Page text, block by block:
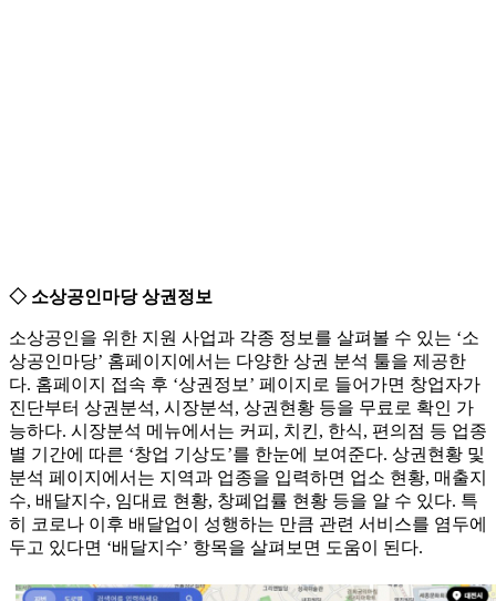
◇ 소상공인마당 상권정보
소상공인을 위한 지원 사업과 각종 정보를 살펴볼 수 있는 ‘소
상공인마당’ 홈페이지에서는 다양한 상권 분석 툴을 제공한
다. 홈페이지 접속 후 ‘상권정보’ 페이지로 들어가면 창업자가
진단부터 상권분석, 시장분석, 상권현황 등을 무료로 확인 가
능하다. 시장분석 메뉴에서는 커피, 치킨, 한식, 편의점 등 업종
별 기간에 따른 ‘창업 기상도’를 한눈에 보여준다. 상권현황 및
분석 페이지에서는 지역과 업종을 입력하면 업소 현황, 매출지
수, 배달지수, 임대료 현황, 창폐업률 현황 등을 알 수 있다. 특
히 코로나 이후 배달업이 성행하는 만큼 관련 서비스를 염두에
두고 있다면 ‘배달지수’ 항목을 살펴보면 도움이 된다.